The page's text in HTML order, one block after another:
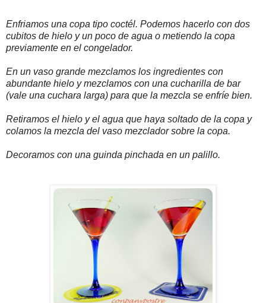
Enfriamos una copa tipo coctél. Podemos hacerlo con dos
cubitos de hielo y un poco de agua o metiendo la copa
previamente en el congelador.
En un vaso grande mezclamos los ingredientes con
abundante hielo y mezclamos con una cucharilla de bar
(vale una cuchara larga) para que la mezcla se enfríe bien.
Retiramos el hielo y el agua que haya soltado de la copa y
colamos la mezcla del vaso mezclador sobre la copa.
Decoramos con una guinda pinchada en un palillo.